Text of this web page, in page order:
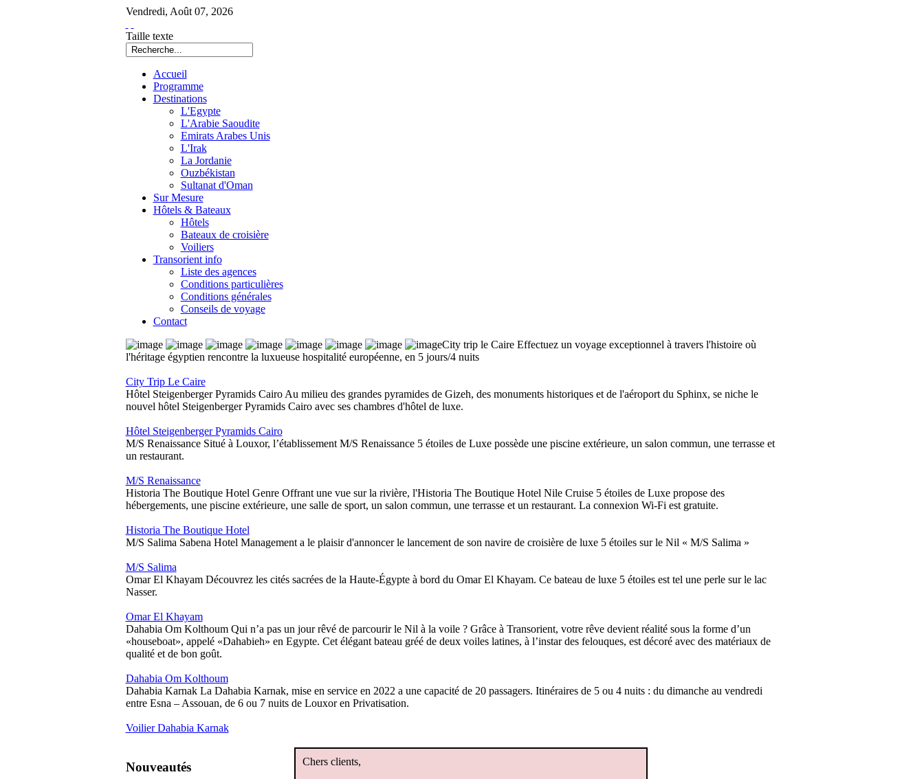
Vendredi, Août 07, 2026
Taille texte
Accueil
Programme
Destinations
L'Egypte
L'Arabie Saoudite
Emirats Arabes Unis
L'Irak
La Jordanie
Ouzbékistan
Sultanat d'Oman
Sur Mesure
Hôtels & Bateaux
Hôtels
Bateaux de croisière
Voiliers
Transorient info
Liste des agences
Conditions particulières
Conditions générales
Conseils de voyage
Contact
City trip le Caire Effectuez un voyage exceptionnel à travers l'histoire où
l'héritage égyptien rencontre la luxueuse hospitalité européenne, en 5 jours/4 nuits
City Trip Le Caire
Hôtel Steigenberger Pyramids Cairo Au milieu des grandes pyramides de Gizeh, des monuments historiques et de l'aéroport du Sphinx, se niche le
nouvel hôtel Steigenberger Pyramids Cairo avec ses chambres d'hôtel de luxe.
Hôtel Steigenberger Pyramids Cairo
M/S Renaissance Situé à Louxor, l’établissement M/S Renaissance 5 étoiles de Luxe possède une piscine extérieure, un salon commun, une terrasse et
un restaurant.
M/S Renaissance
Historia The Boutique Hotel Genre Offrant une vue sur la rivière, l'Historia The Boutique Hotel Nile Cruise 5 étoiles de Luxe propose des
hébergements, une piscine extérieure, une salle de sport, un salon commun, une terrasse et un restaurant. La connexion Wi-Fi est gratuite.
Historia The Boutique Hotel
M/S Salima Sabena Hotel Management a le plaisir d'annoncer le lancement de son navire de croisière de luxe 5 étoiles sur le Nil « M/S Salima »
M/S Salima
Omar El Khayam Découvrez les cités sacrées de la Haute-Égypte à bord du Omar El Khayam. Ce bateau de luxe 5 étoiles est tel une perle sur le lac
Nasser.
Omar El Khayam
Dahabia Om Kolthoum Qui n’a pas un jour rêvé de parcourir le Nil à la voile ? Grâce à Transorient, votre rêve devient réalité sous la forme d’un
«houseboat», appelé «Dahabieh» en Egypte. Cet élégant bateau gréé de deux voiles latines, à l’instar des felouques, est décoré avec des matériaux de
qualité et de bon goût.
Dahabia Om Kolthoum
Dahabia Karnak La Dahabia Karnak, mise en service en 2022 a une capacité de 20 passagers. Itinéraires de 5 ou 4 nuits : du dimanche au vendredi
entre Esna – Assouan, de 6 ou 7 nuits de Louxor en Privatisation.
Voilier Dahabia Karnak
Chers clients,
Nouveautés